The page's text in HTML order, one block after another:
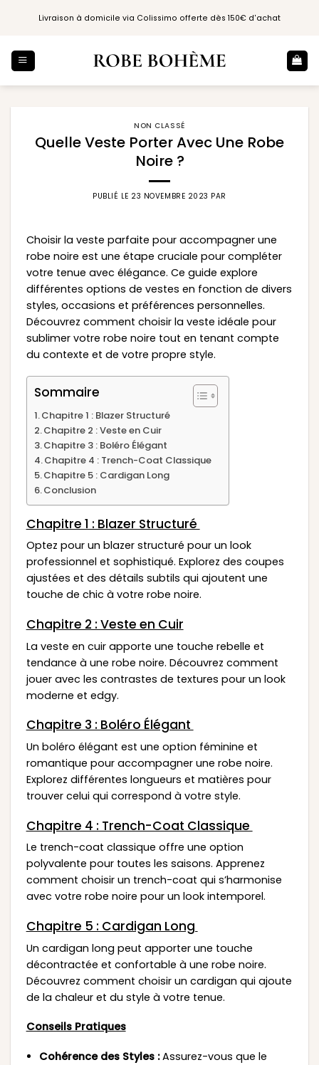
Livraison à domicile via Colissimo offerte dès 150€ d'achat
NON CLASSÉ
Quelle Veste Porter Avec Une Robe
Noire ?
PUBLIÉ LE 23 NOVEMBRE 2023 PAR
Choisir la veste parfaite pour accompagner une
robe noire est une étape cruciale pour compléter
votre tenue avec élégance. Ce guide explore
différentes options de vestes en fonction de divers
styles, occasions et préférences personnelles.
Découvrez comment choisir la veste idéale pour
sublimer votre robe noire tout en tenant compte
du contexte et de votre propre style.
Sommaire
Chapitre 1 : Blazer Structuré
Chapitre 2 : Veste en Cuir
Chapitre 3 : Boléro Élégant
Chapitre 4 : Trench-Coat Classique
Chapitre 5 : Cardigan Long
Conclusion
Chapitre 1 : Blazer Structuré
Optez pour un blazer structuré pour un look
professionnel et sophistiqué. Explorez des coupes
ajustées et des détails subtils qui ajoutent une
touche de chic à votre robe noire.
Chapitre 2 : Veste en Cuir
La veste en cuir apporte une touche rebelle et
tendance à une robe noire. Découvrez comment
jouer avec les contrastes de textures pour un look
moderne et edgy.
Chapitre 3 : Boléro Élégant
Un boléro élégant est une option féminine et
romantique pour accompagner une robe noire.
Explorez différentes longueurs et matières pour
trouver celui qui correspond à votre style.
Chapitre 4 : Trench-Coat Classique
Le trench-coat classique offre une option
polyvalente pour toutes les saisons. Apprenez
comment choisir un trench-coat qui s’harmonise
avec votre robe noire pour un look intemporel.
Chapitre 5 : Cardigan Long
Un cardigan long peut apporter une touche
décontractée et confortable à une robe noire.
Découvrez comment choisir un cardigan qui ajoute
de la chaleur et du style à votre tenue.
Conseils Pratiques
Cohérence des Styles :Assurez-vous que le